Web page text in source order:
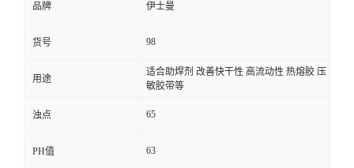
品牌 伊士曼
货号 98
用途
适合助焊剂 改善快干性 高流动性 热熔胶 压
敏胶带等
浊点 65
PH值 63